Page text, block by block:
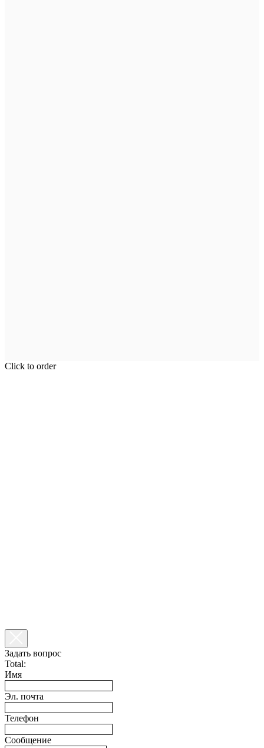
Click to order
Задать вопрос
Total:
Имя
Эл. почта
Телефон
Сообщение